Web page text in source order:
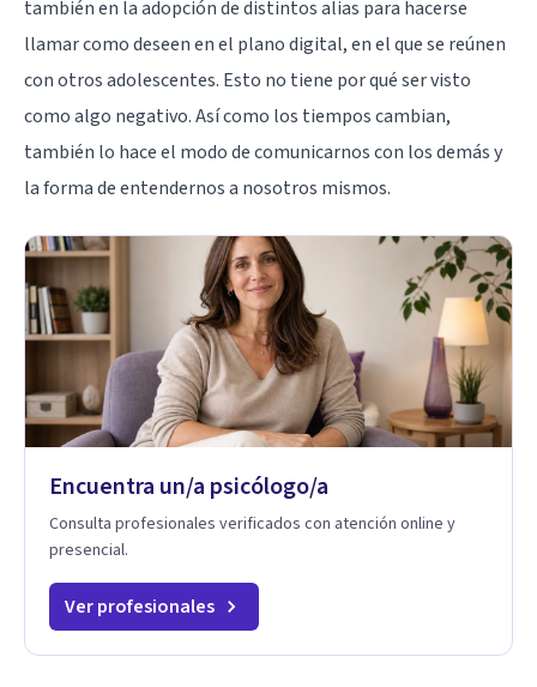
también en la adopción de distintos alias para hacerse
llamar como deseen en el plano digital, en el que se reúnen
con otros adolescentes. Esto no tiene por qué ser visto
como algo negativo. Así como los tiempos cambian,
también lo hace el modo de comunicarnos con los demás y
la forma de entendernos a nosotros mismos.
Encuentra un/a psicólogo/a
Consulta profesionales verificados con atención online y
presencial.
Ver profesionales